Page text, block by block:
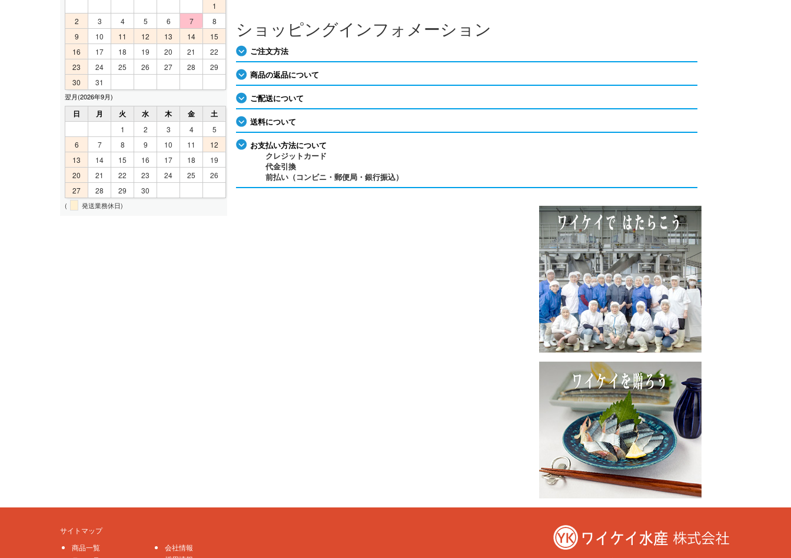
1
2
3 4 5 6 7
8
9
10 11 12 13 14
15
16
17 18 19 20 21
22
23
24 25 26 27 28
29
30
31
翌月(2026年9月)
日 月 火 水 木 金 土
1 2 3 4
5
6
7 8 9 10 11
12
13
14 15 16 17 18
19
20
21 22 23 24 25
26
27
28 29 30
( 発送業務休日)
ショッピングインフォメーション
ご注文方法
商品の返品について
ご配送について
送料について
お支払い方法について
クレジットカード
代金引換
前払い（コンビニ・郵便局・銀行振込）
サイトマップ
商品一覧
会社情報